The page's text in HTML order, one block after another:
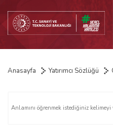
Anasayfa Yatırımcı Sözlüğü